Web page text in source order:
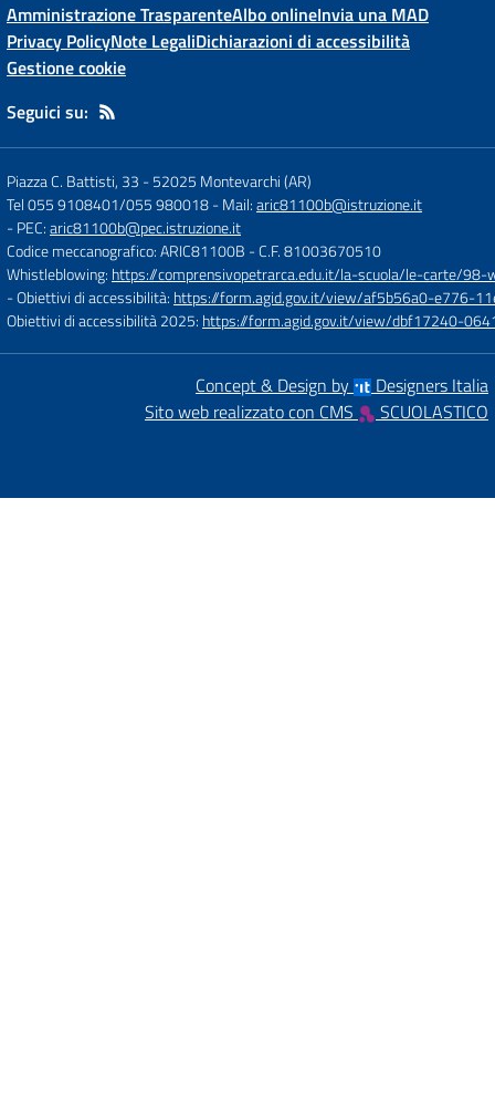
Amministrazione TrasparenteAlbo onlineInvia una MAD
Privacy PolicyNote LegaliDichiarazioni di accessibilità
Gestione cookie
Seguici su:
Piazza C. Battisti, 33 -52025 Montevarchi (AR)
Tel 055 9108401/055 980018- Mail:aric81100b@istruzione.it
- PEC:aric81100b@pec.istruzione.it
Codice meccanografico: ARIC81100B - C.F. 81003670510
Whistleblowing: https://comprensivopetrarca.edu.it/la-scuola/le-carte/98-
- Obiettivi di accessibilità: https://form.agid.gov.it/view/af5b56a0-e776-
Obiettivi di accessibilità 2025: https://form.agid.gov.it/view/dbf17240-
Concept & Design by
Designers Italia
Sito web realizzato con CMS
SCUOLASTICO